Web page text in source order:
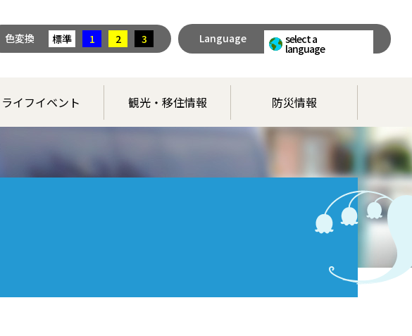
色変換 標準 1 2 3 Language select a
language
ライフイベント 観光・移住情報 防災情報